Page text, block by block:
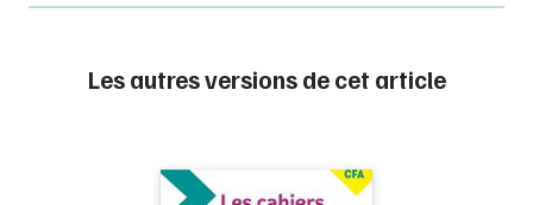
Les autres versions de cet article